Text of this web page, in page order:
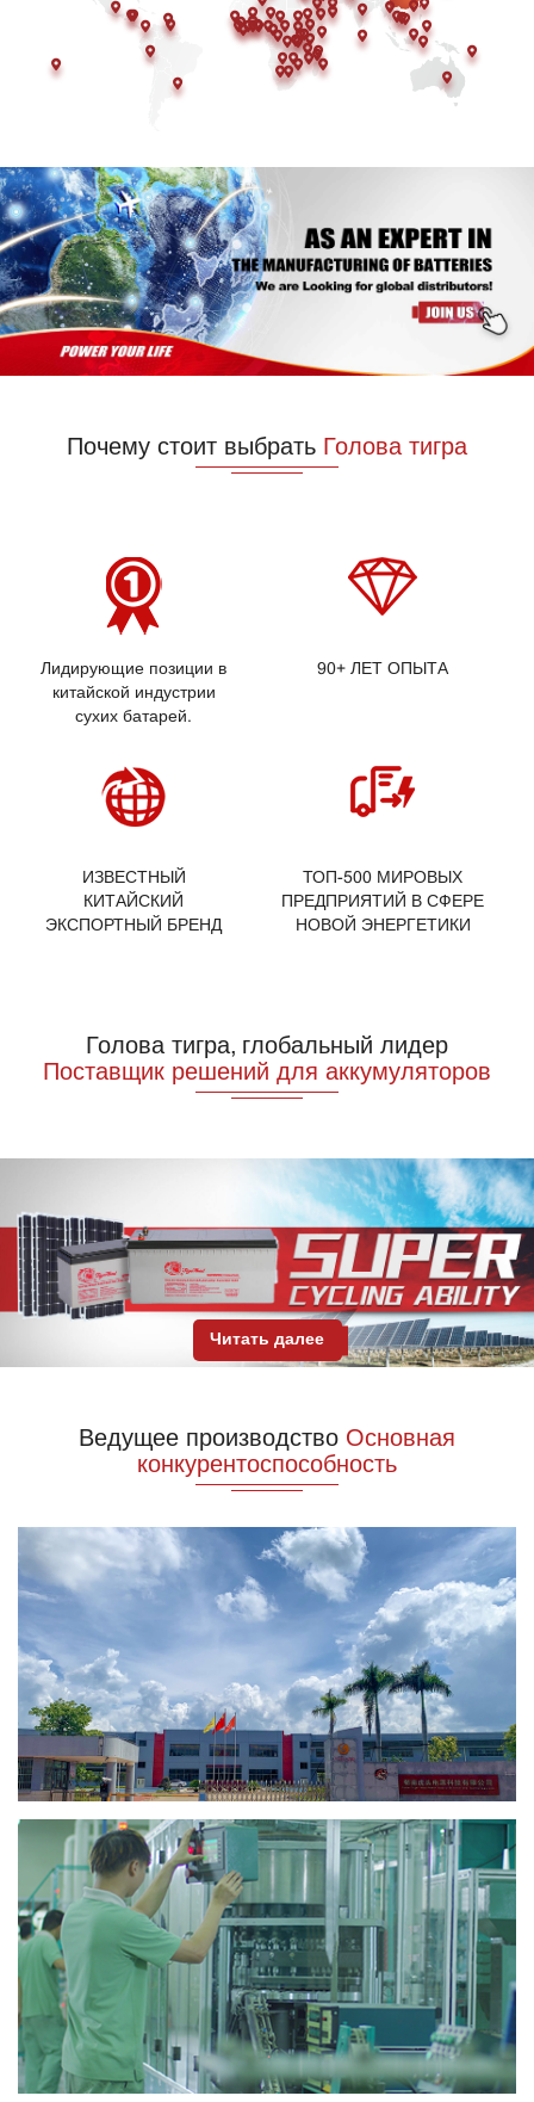
Почему стоит выбрать Голова тигра
Лидирующие позиции в
китайской индустрии
сухих батарей.
90+ ЛЕТ ОПЫТА
ИЗВЕСТНЫЙ
КИТАЙСКИЙ
ЭКСПОРТНЫЙ БРЕНД
ТОП-500 МИРОВЫХ
ПРЕДПРИЯТИЙ В СФЕРЕ
НОВОЙ ЭНЕРГЕТИКИ
Голова тигра, глобальный лидер
Поставщик решений для аккумуляторов
Читать далее
Ведущее производство Основная
конкурентоспособность